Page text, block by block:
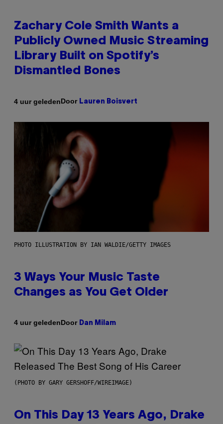
Zachary Cole Smith Wants a
Publicly Owned Music Streaming
Library Built on Spotify’s
Dismantled Bones
4 uur geledenDoor Lauren Boisvert
PHOTO ILLUSTRATION BY IAN WALDIE/GETTY IMAGES
3 Ways Your Music Taste
Changes as You Get Older
4 uur geledenDoor Dan Milam
(PHOTO BY GARY GERSHOFF/WIREIMAGE)
On This Day 13 Years Ago, Drake